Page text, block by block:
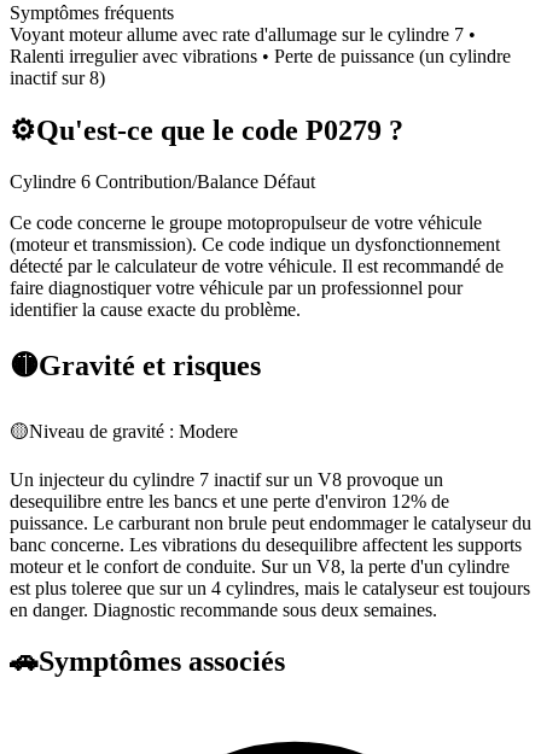
Symptômes fréquents
Voyant moteur allume avec rate d'allumage sur le cylindre 7 •
Ralenti irregulier avec vibrations • Perte de puissance (un cylindre
inactif sur 8)
⚙️Qu'est-ce que le code P0279 ?
Cylindre 6 Contribution/Balance Défaut
Ce code concerne le groupe motopropulseur de votre véhicule
(moteur et transmission). Ce code indique un dysfonctionnement
détecté par le calculateur de votre véhicule. Il est recommandé de
faire diagnostiquer votre véhicule par un professionnel pour
identifier la cause exacte du problème.
🟡Gravité et risques
🟡Niveau de gravité : Modere
Un injecteur du cylindre 7 inactif sur un V8 provoque un
desequilibre entre les bancs et une perte d'environ 12% de
puissance. Le carburant non brule peut endommager le catalyseur du
banc concerne. Les vibrations du desequilibre affectent les supports
moteur et le confort de conduite. Sur un V8, la perte d'un cylindre
est plus toleree que sur un 4 cylindres, mais le catalyseur est toujours
en danger. Diagnostic recommande sous deux semaines.
🚗Symptômes associés